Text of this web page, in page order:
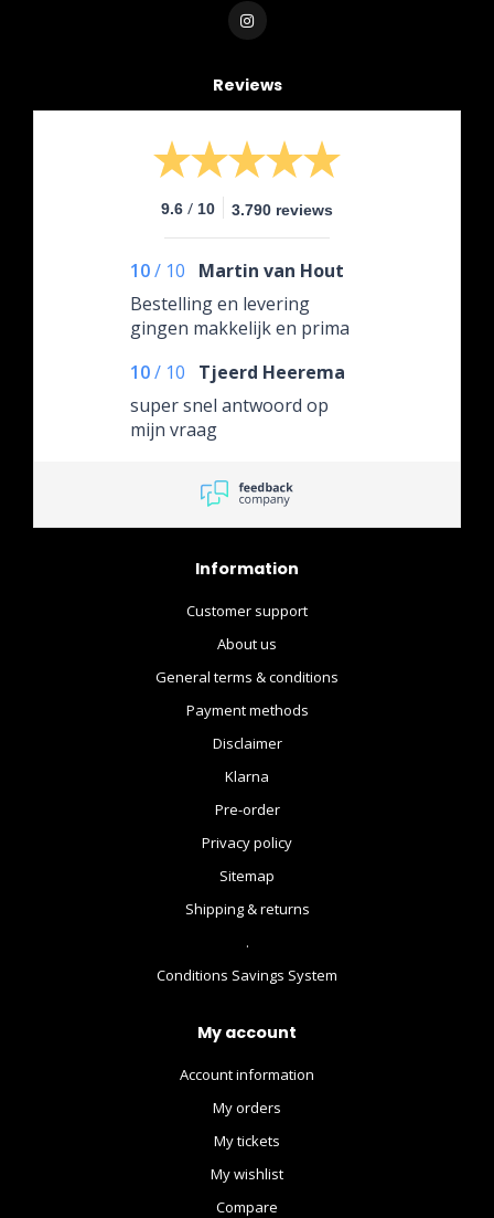
Reviews
9.6 / 10 3.790 reviews
10/ 10
Martin van Hout
Bestelling en levering
gingen makkelijk en prima
10/ 10
Tjeerd Heerema
super snel antwoord op
mijn vraag
Information
Customer support
About us
General terms & conditions
Payment methods
Disclaimer
Klarna
Pre-order
Privacy policy
Sitemap
Shipping & returns
.
Conditions Savings System
My account
Account information
My orders
My tickets
My wishlist
Compare